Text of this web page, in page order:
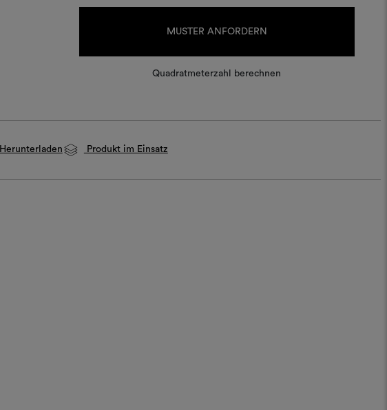
MUSTER ANFORDERN
Quadratmeterzahl berechnen
Herunterladen Produkt im Einsatz